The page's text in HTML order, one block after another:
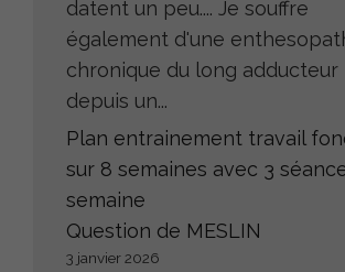
datent un peu.... Je souffre
également d'une
chronique du long adducteur
depuis un...
Plan entrainement travail
sur 8 semaines avec 3
semaine
Question de MESLIN
3 janvier 2026